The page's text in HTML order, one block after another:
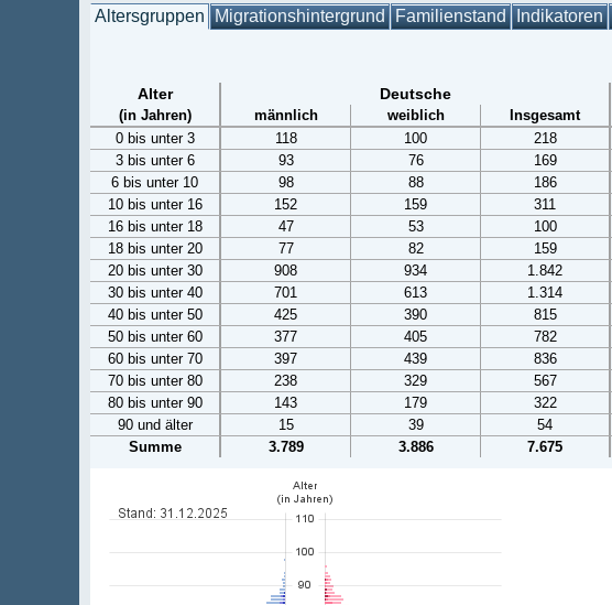
Altersgruppen Migrationshintergrund Familienstand Indikatoren
Alter Deutsche
(in Jahren) männlich weiblich Insgesamt
0 bis unter 3
118 100 218
3 bis unter 6
93 76 169
6 bis unter 10
98 88 186
10 bis unter 16
152 159 311
16 bis unter 18
47 53 100
18 bis unter 20
77 82 159
20 bis unter 30
908 934 1.842
30 bis unter 40
701 613 1.314
40 bis unter 50
425 390 815
50 bis unter 60
377 405 782
60 bis unter 70
397 439 836
70 bis unter 80
238 329 567
80 bis unter 90
143 179 322
90 und älter
15 39 54
Summe
3.789 3.886 7.675